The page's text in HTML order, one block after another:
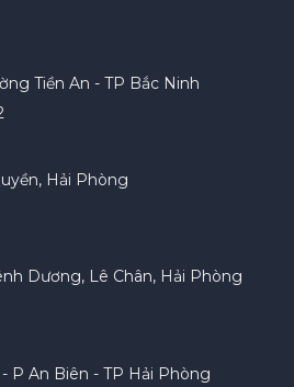
Tiền An - TP Bắc Ninh
Hải Phòng
Dương, Lê Chân, Hải Phòng
P An Biên - TP Hải Phòng